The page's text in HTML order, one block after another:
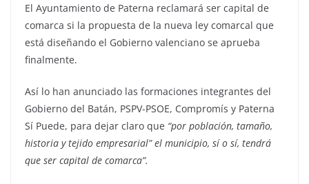
El Ayuntamiento de Paterna reclamará ser capital de
comarca si la propuesta de la nueva ley comarcal que
está diseñando el Gobierno valenciano se aprueba
finalmente.
Así lo han anunciado las formaciones integrantes del
Gobierno del Batán, PSPV-PSOE, Compromís y Paterna
Sí Puede, para dejar claro que “por población, tamaño,
historia y tejido empresarial” el municipio, sí o sí, tendrá
que ser capital de comarca”.